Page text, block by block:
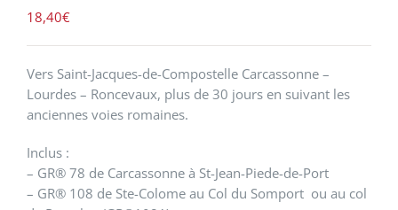
18,40€
Vers Saint-Jacques-de-Compostelle Carcassonne –
Lourdes – Roncevaux, plus de 30 jours en suivant les
anciennes voies romaines.
Inclus :
– GR® 78 de Carcassonne à St-Jean-Piede-de-Port
– GR® 108 de Ste-Colome au Col du Somport ou au col